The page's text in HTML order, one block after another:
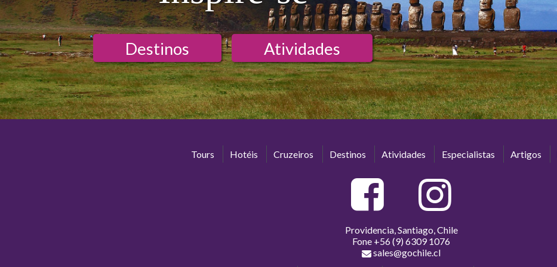
Destinos Atividades
Tours Hotéis Cruzeiros Destinos Atividades Especialistas Artigos
Providencia, Santiago, Chile
Fone +56 (9) 6309 1076
sales@gochile.cl